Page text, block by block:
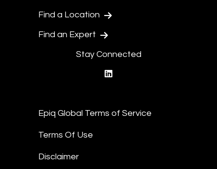
Find a Location
Find an Expert
Stay Connected
Epiq Global Terms of Service
Terms Of Use
Disclaimer